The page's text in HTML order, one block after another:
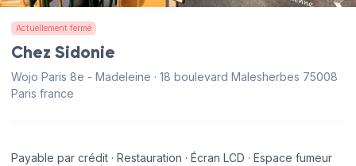
Actuellement fermé
Chez Sidonie
Wojo Paris 8e - Madeleine · 18 boulevard Malesherbes 75008
Paris france
Payable par crédit · Restauration · Écran LCD · Espace fumeur